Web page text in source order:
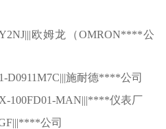
欧姆龙（OMRON****公
D0911M7C|||施耐德****公司
100FD01-MAN|||****仪表厂
公司